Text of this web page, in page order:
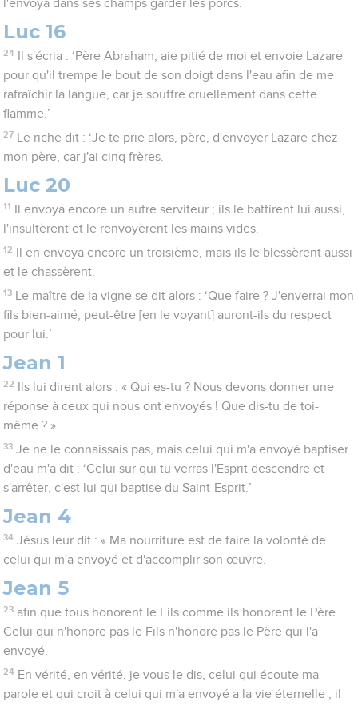
l'envoya dans ses champs garder les porcs.
Luc 16
24
Il s'écria : ‘Père Abraham, aie pitié de moi et envoie Lazare
pour qu'il trempe le bout de son doigt dans l'eau afin de me
rafraîchir la langue, car je souffre cruellement dans cette
flamme.’
27
Le riche dit : ‘Je te prie alors, père, d'envoyer Lazare chez
mon père, car j'ai cinq frères.
Luc 20
11
Il envoya encore un autre serviteur ; ils le battirent lui aussi,
l'insultèrent et le renvoyèrent les mains vides.
12
Il en envoya encore un troisième, mais ils le blessèrent aussi
et le chassèrent.
13
Le maître de la vigne se dit alors : ‘Que faire ? J'enverrai mon
fils bien-aimé, peut-être [en le voyant] auront-ils du respect
pour lui.’
Jean 1
22
Ils lui dirent alors : « Qui es-tu ? Nous devons donner une
réponse à ceux qui nous ont envoyés ! Que dis-tu de toi-
même ? »
33 Je ne le connaissais pas, mais celui qui m'a envoyé baptiser
d'eau m'a dit : ‘Celui sur qui tu verras l'Esprit descendre et
s'arrêter, c'est lui qui baptise du Saint-Esprit.’
Jean 4
34 Jésus leur dit : « Ma nourriture est de faire la volonté de
celui qui m'a envoyé et d'accomplir son œuvre.
Jean 5
23 afin que tous honorent le Fils comme ils honorent le Père.
Celui qui n'honore pas le Fils n'honore pas le Père qui l'a
envoyé.
24 En vérité, en vérité, je vous le dis, celui qui écoute ma
parole et qui croit à celui qui m'a envoyé a la vie éternelle ; il